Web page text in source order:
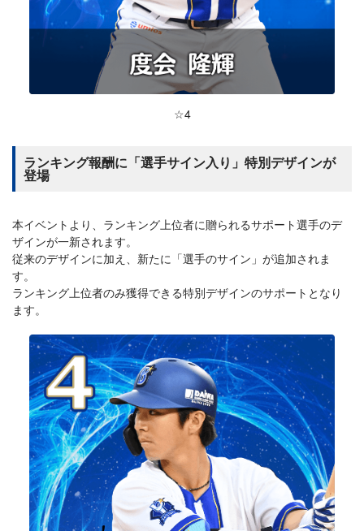
☆4
ランキング報酬に「選手サイン入り」特別デザインが
登場
本イベントより、ランキング上位者に贈られるサポート選手のデ
ザインが一新されます。
従来のデザインに加え、新たに「選手のサイン」が追加されま
す。
ランキング上位者のみ獲得できる特別デザインのサポートとなり
ます。